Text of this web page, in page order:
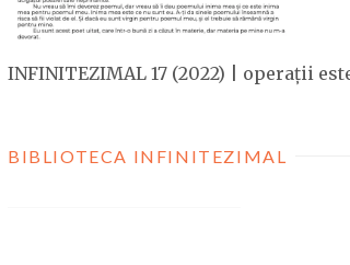
INFINITEZIMAL 17 (2022) | operații
BIBLIOTECA INFINITEZIMAL